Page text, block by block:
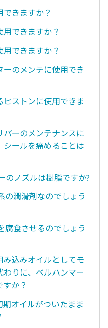
きますか？
できますか？
できますか？
のメンテに使用でき
ストンに使用できま
ーのメンテナンスに
ールを痛めることは
のノズルは樹脂ですか?
の潤滑剤なのでしょう
腐食させるのでしょう
込みオイルとしてモ
りに、ベルハンマー
か？
オイルがついたまま